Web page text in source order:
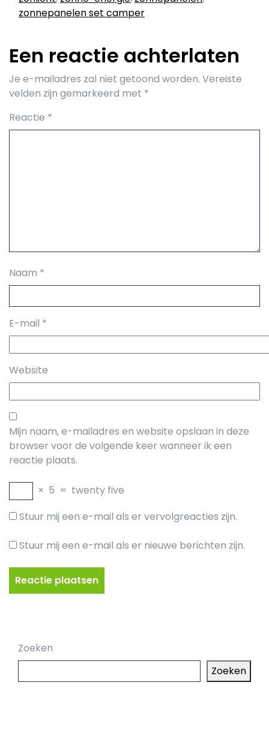
zonnepanelen set camper
Een reactie achterlaten
Je e-mailadres zal niet getoond worden. Vereiste
velden zijn gemarkeerd met *
Reactie *
Naam *
E-mail *
Website
Mijn naam, e-mailadres en website opslaan in deze
browser voor de volgende keer wanneer ik een
reactie plaats.
× 5 = twenty five
Stuur mij een e-mail als er vervolgreacties zijn.
Stuur mij een e-mail als er nieuwe berichten zijn.
Zoeken
Zoeken